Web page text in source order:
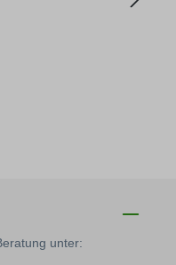
unter: